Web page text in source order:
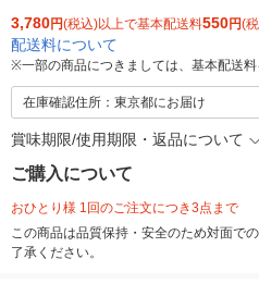
3,780円(税込)以上で基本配送料550円(
配送料について
※一部の商品につきましては、基本配送料
在庫確認住所：東京都にお届け
賞味期限/使用期限・返品について
ご購入について
おひとり様 1回のご注文につき3点まで
この商品は品質保持・安全のため対面で
了承ください。